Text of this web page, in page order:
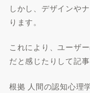
しかし、デザインや
ります。
これにより、ユーザ
だと感じたりして記
根拠 人間の認知心理